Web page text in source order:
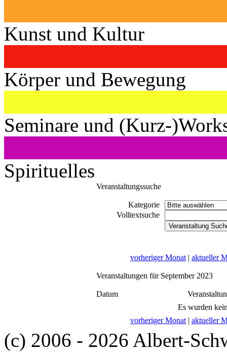
Kunst und Kultur
Körper und Bewegung
Seminare und (Kurz-
Spirituelles
Veranstaltungssuche
Kategorie
Volltextsuche
vorheriger Monat | aktueller
Veranstaltungen für September 2023
Datum
Es wurden
vorheriger Monat | aktueller
(c) 2006 - 2026 Albert-